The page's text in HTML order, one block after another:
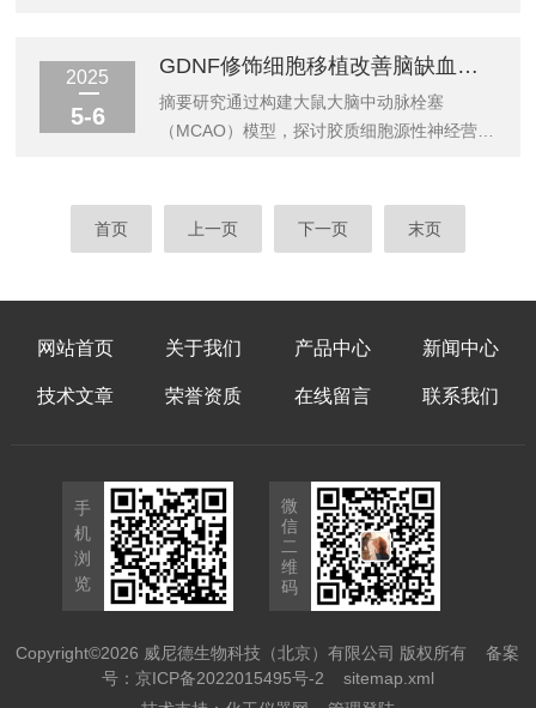
药领域的重要宿主，其基因编辑效率与蛋白表
达稳定性直接影响药物开发周期与成本。
EGFP因其自发荧光特性，被广泛用...
明，联合治疗组细胞凋亡率达68.5%，肿瘤体
积抑制率为72.3%，显著优于单一治疗组。该
方法成本可控、操作简便，为肝癌基因治疗提
等局限。TRAIL（肿瘤坏死因子相关凋亡诱导
2025
5-6
GDNF修饰细胞移植改善脑缺血神经功能
摘要研究通过构建大鼠大脑中动脉栓塞
（MCAO）模型，探讨胶质细胞源性神经营养
用。实验采用威尼德电穿孔仪实现GDNF基因
积（32.7%vs对照组51.4%），并促进神经突
性脑损伤治疗提供新策略。引言缺血性脑卒中
导致神经元不可逆损伤，传统药物干预难以实
首页 上一页 下一页 末页
网站首页 关于我们 产品中心 新闻中心
技术文章 荣誉资质 在线留言 联系我们
手
机
浏
览
微
信
二
维
码
Copyright©2026 威尼德生物科技（北京）有限公司 版权所有备案
号：京ICP备2022015495号-2
sitemap.xml